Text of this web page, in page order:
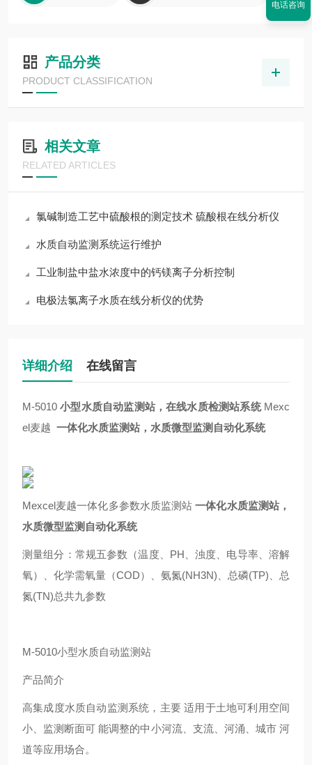
产品分类
PRODUCT CLASSIFICATION
相关文章
RELATED ARTICLES
氯碱制造工艺中硫酸根的测定技术 硫酸根在线分析仪
水质自动监测系统运行维护
工业制盐中盐水浓度中的钙镁离子分析控制
电极法氯离子水质在线分析仪的优势
详细介绍 在线留言
M-5010小型水质自动监测站，在线水质检测站系统Mexc
el麦越 一体化水质监测站，水质微型监测自动化系统
Mexcel麦越一体化多参数水质监测站一体化水质监测站，
水质微型监测自动化系统
测量组分：常规五参数（温度、PH、浊度、电导率、溶解
氧）、化学需氧量（COD）、氨氮(NH3N)、总磷(TP)、总
氮(TN)总共九参数
M-5010小型水质自动监测站
产品简介
高集成度水质自动监测系统，主要 适用于土地可利用空间
小、监测断面可 能调整的中小河流、支流、河涌、城市 河
道等应用场合。
电话咨询